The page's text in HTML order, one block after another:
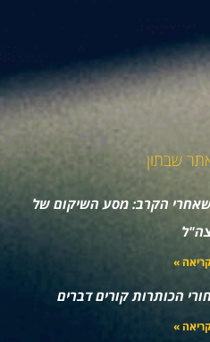
שבתון
הקרב: מסע השיקום של
»
הכותרות קורים דברים
»